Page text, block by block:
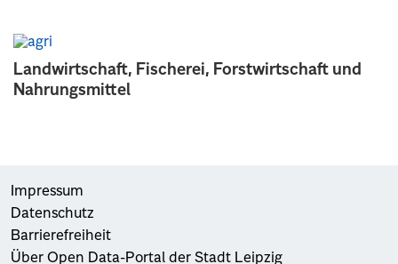
Landwirtschaft, Fischerei, Forstwirtschaft und
Nahrungsmittel
Impressum
Datenschutz
Barrierefreiheit
Über Open Data-Portal der Stadt Leipzig